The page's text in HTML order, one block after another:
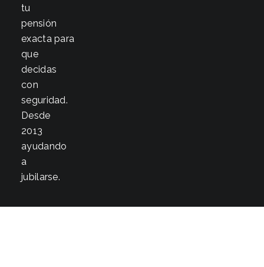
tu
pensión
exacta para
que
decidas
con
seguridad.
Desde
2013
ayudando
a
jubilarse.